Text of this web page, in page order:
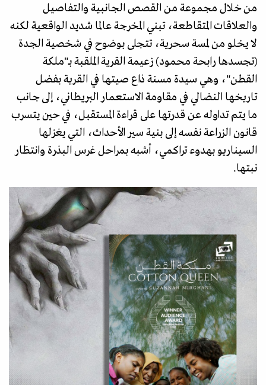
من خلال مجموعة من القصص الجانبية والتفاصيل
والعلاقات المتقاطعة، تبني المخرجة عالما شديد الواقعية لكنه
لا يخلو من لمسة سحرية، تتجلى بوضوح في شخصية الجدة
(تجسدها رابحة محمود) زعيمة القرية الملقبة بـ"ملكة
القطن"، وهي سيدة مسنة ذاع صيتها في القرية بفضل
تاريخها النضالي في مقاومة الاستعمار البريطاني، إلى جانب
ما يتم تداوله عن قدرتها على قراءة المستقبل، في حين يتسرب
قانون الزراعة نفسه إلى بنية سير الأحداث، التي يغزلها
السيناريو بهدوء تراكمي، أشبه بمراحل غرس البذرة وانتظار
نبتها.